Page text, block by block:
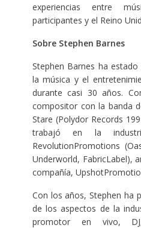
experiencias entre
participantes y el Reino
Sobre Stephen Barnes
Stephen Barnes ha
la música y el
durante casi 30 años.
compositor con la banda
Stare (Polydor Records
trabajó en la
RevolutionPromotions
Underworld, FabricLabel),
compañía,
Con los años, Stephen ha
de los aspectos de la
promotor en vivo,